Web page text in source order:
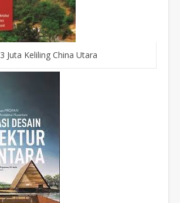
3 Juta Keliling China Utara